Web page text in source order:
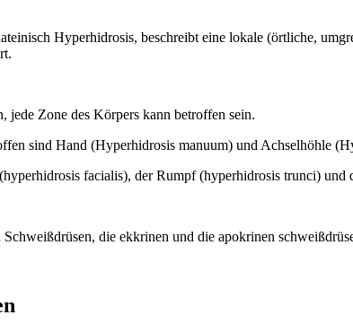
Hyperhidrosis, beschreibt eine lokale (örtliche,
jede Zone des Körpers kann betroffen sein.
sind Hand (Hyperhidrosis manuum) und Achselhöhle
facialis), der Rumpf (hyperhidrosis trunci) und
die ekkrinen und die apokrinen